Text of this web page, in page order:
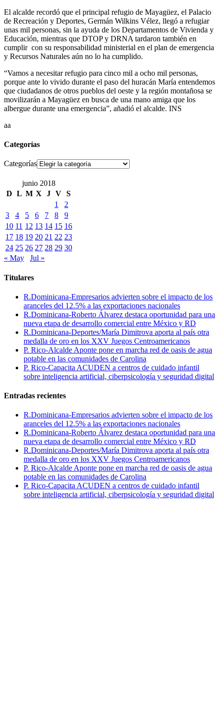
El alcalde recordó que el principal refugio de Mayagüez, el Palacio
de Recreación y Deportes, Germán Wilkins Vélez, llegó a refugiar
unas mil personas, sin la ayuda de los Departamentos de Vivienda y
Educación, mientras que DTOP y DRNA tardaron también en
cumplir con su responsabilidad ministerial en el plan de emergencia
y Recursos Naturales aún no lo ha cumplido.
“Vamos a necesitar refugio para cinco mil a ocho mil personas,
porque ante lo vivido durante el paso del huracán María entendemos
que ciudadanos de otros pueblos del oeste y la región montañosa se
movilizarán a Mayagüez en busca de una mano amiga que los
albergue durante una emergencia”, añadió el alcalde. INS
aa
Categorías
Categorías
junio 2018
D L M X J V S
1
2
3
4 5 6 7 8
9
10 11 12 13 14 15 16
17 18 19 20 21 22 23
24 25 26 27 28 29 30
« May
Jul »
Titulares
R.Dominicana-Empresarios advierten sobre el impacto de los
aranceles del 12.5% a las exportaciones nacionales
R.Dominicana-Roberto Álvarez destaca oportunidad para una
nueva etapa de desarrollo comercial entre México y RD
R.Dominicana-Deportes/María Dimitrova aporta al país otra
medalla de oro en los XXV Juegos Centroamericanos
P. Rico-Alcalde Aponte pone en marcha red de oasis de agua
potable en las comunidades de Carolina
P. Rico-Capacita ACUDEN a centros de cuidado infantil
sobre inteligencia artificial, ciberpsicología y seguridad digital
Entradas recientes
R.Dominicana-Empresarios advierten sobre el impacto de los
aranceles del 12.5% a las exportaciones nacionales
R.Dominicana-Roberto Álvarez destaca oportunidad para una
nueva etapa de desarrollo comercial entre México y RD
R.Dominicana-Deportes/María Dimitrova aporta al país otra
medalla de oro en los XXV Juegos Centroamericanos
P. Rico-Alcalde Aponte pone en marcha red de oasis de agua
potable en las comunidades de Carolina
P. Rico-Capacita ACUDEN a centros de cuidado infantil
sobre inteligencia artificial, ciberpsicología y seguridad digital